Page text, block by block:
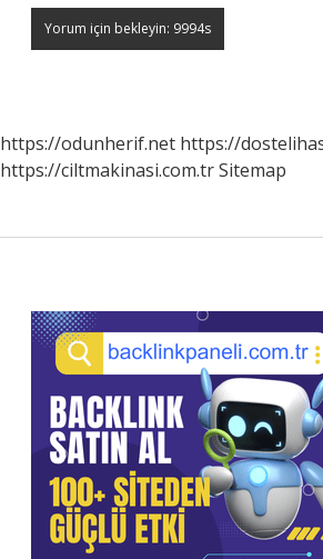
https://odunherif.net https://
https://ciltmakinasi.com.trSitemap
Sidebar